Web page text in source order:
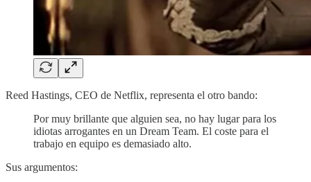
Reed Hastings, CEO de Netflix, representa el otro bando:
Por muy brillante que alguien sea, no hay lugar para los
idiotas arrogantes en un Dream Team. El coste para el
trabajo en equipo es demasiado alto.
Sus argumentos: